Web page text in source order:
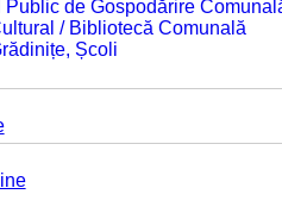
Public de Gospodărire
/ Bibliotecă Comunală
Școli